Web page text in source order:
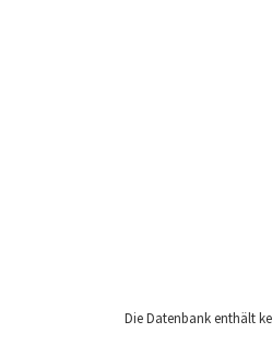
Die Datenbank enthält